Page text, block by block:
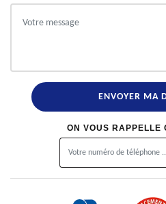
ON VOUS RAPPELLE